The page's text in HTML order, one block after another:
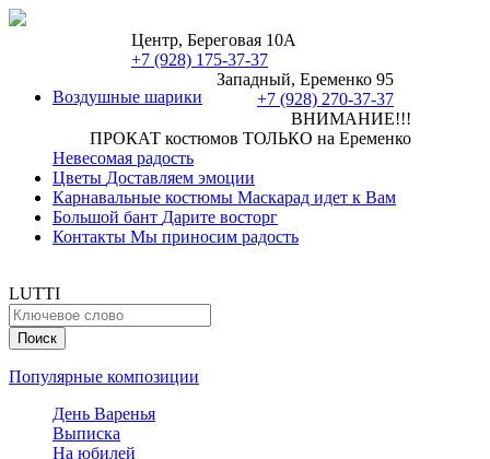
Центр, Береговая 10А
+7 (928) 175-37-37
Западный, Еременко 95
+7 (928) 270-37-37
ВНИМАНИЕ!!!
ПРОКАТ костюмов ТОЛЬКО на Еременко
Воздушные шарики
Невесомая радость
Цветы Доставляем эмоции
Карнавальные костюмы Маскарад идет к Вам
Большой бант Дарите восторг
Контакты Мы приносим радость
LUTTI
Популярные композиции
День Варенья
Выписка
На юбилей